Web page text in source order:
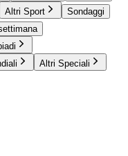
Altri Sport
Sondaggi
Altri Speciali